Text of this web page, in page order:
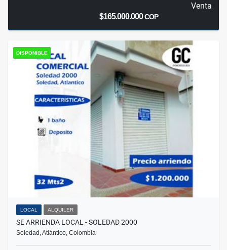
Venta
$165.000.000COP
DISPONIBLE
LOCAL ALQUILER
SE ARRIENDA LOCAL - SOLEDAD 2000
Soledad, Atlántico, Colombia